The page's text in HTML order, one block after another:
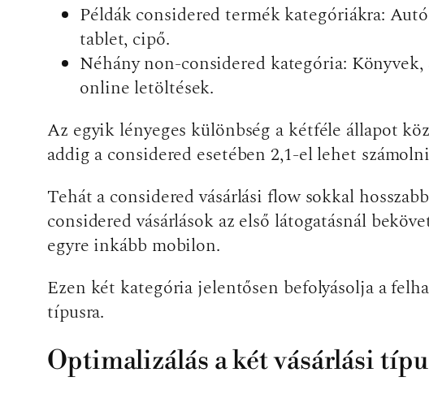
Példák considered termék kategóriákra:
tablet, cipő.
Néhány non-considered kategória:
online letöltések.
Az egyik lényeges különbség a kétféle állapot
addig a considered esetében 2,1-el lehet
Tehát a considered vásárlási flow sokkal
considered vásárlások az első látogatásnál
egyre inkább mobilon.
Ezen két kategória jelentősen befolyásolja a
típusra.
Optimalizálás a két vásárlási